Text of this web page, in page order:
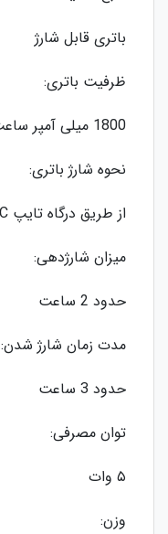
باتری قابل شارژ
ظرفیت باتری:
1800 میلی آمپر ساعت
نحوه شارژ باتری:
از طریق درگاه تایپ C
میزان شارژدهی:
حدود 2 ساعت
مدت زمان شارژ شدن:
حدود 3 ساعت
توان مصرفی:
۵ وات
وزن: